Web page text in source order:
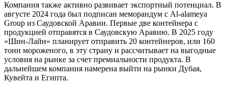
Компания также активно развивает экспортный потенциал. В
августе 2024 года был подписан меморандум с Al-alameya
Group из Саудовской Аравии. Первые две контейнера с
продукцией отправятся в Саудовскую Аравию. В 2025 году
«Шин-Лайн» планирует отправить 20 контейнеров, или 160
тонн мороженого, в эту страну и рассчитывает на выгодные
условия на рынке за счет премиальности продукта. В
дальнейшем компания намерена выйти на рынки Дубая,
Кувейта и Египта.